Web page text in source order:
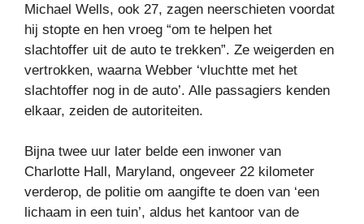
Michael Wells, ook 27, zagen neerschieten voordat
hij stopte en hen vroeg “om te helpen het
slachtoffer uit de auto te trekken”. Ze weigerden en
vertrokken, waarna Webber ‘vluchtte met het
slachtoffer nog in de auto’. Alle passagiers kenden
elkaar, zeiden de autoriteiten.
Bijna twee uur later belde een inwoner van
Charlotte Hall, Maryland, ongeveer 22 kilometer
verderop, de politie om aangifte te doen van ‘een
lichaam in een tuin’, aldus het kantoor van de